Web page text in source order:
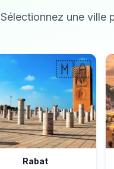
Sélectionnez une ville
🇲🇦
Rabat